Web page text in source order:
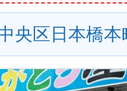
央区日本橋本